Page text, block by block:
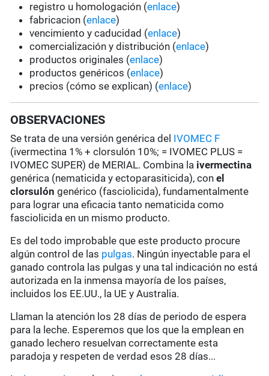
registro u homologación (enlace)
fabricacion (enlace)
vencimiento y caducidad (enlace)
comercialización y distribución (enlace)
productos originales (enlace)
productos genéricos (enlace)
precios (cómo se explican) (enlace)
OBSERVACIONES
Se trata de una versión genérica del IVOMEC F
(ivermectina 1% + clorsulón 10%; = IVOMEC PLUS =
IVOMEC SUPER) de MERIAL. Combina la ivermectina
genérica (nematicida y ectoparasiticida), conel
clorsulón genérico (fasciolicida), fundamentalmente
para lograr una eficacia tanto nematicida como
fasciolicida en un mismo producto.
Es del todo improbable que este producto procure
algún control de las pulgas. Ningún inyectable para el
ganado controla las pulgas y una tal indicación no está
autorizada en la inmensa mayoría de los países,
incluidos los EE.UU., la UE y Australia.
Llaman la atención los 28 días de periodo de espera
para la leche. Esperemos que los que la emplean en
ganado lechero resuelvan correctamente esta
paradoja y respeten de verdad esos 28 días...